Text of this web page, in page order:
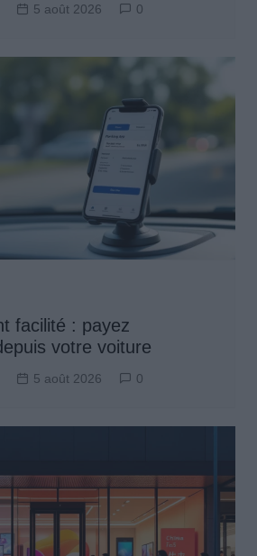
5 août 2026 0
facilité : payez
votre voiture
5 août 2026 0